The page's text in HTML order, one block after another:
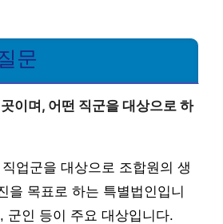
문
이며, 어떤 직군을 대상으로 하
업군을 대상으로 조합원의 생
을 목표로 하는 특별법인입니
군인 등이 주요 대상입니다.